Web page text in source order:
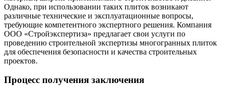
Однако, при использовании таких плиток возникают
различные технические и эксплуатационные вопросы,
требующие компетентного экспертного решения. Компания
ООО «Стройэкспертиза» предлагает свои услуги по
проведению строительной экспертизы многогранных плиток
для обеспечения безопасности и качества строительных
проектов.
Процесс получения заключения